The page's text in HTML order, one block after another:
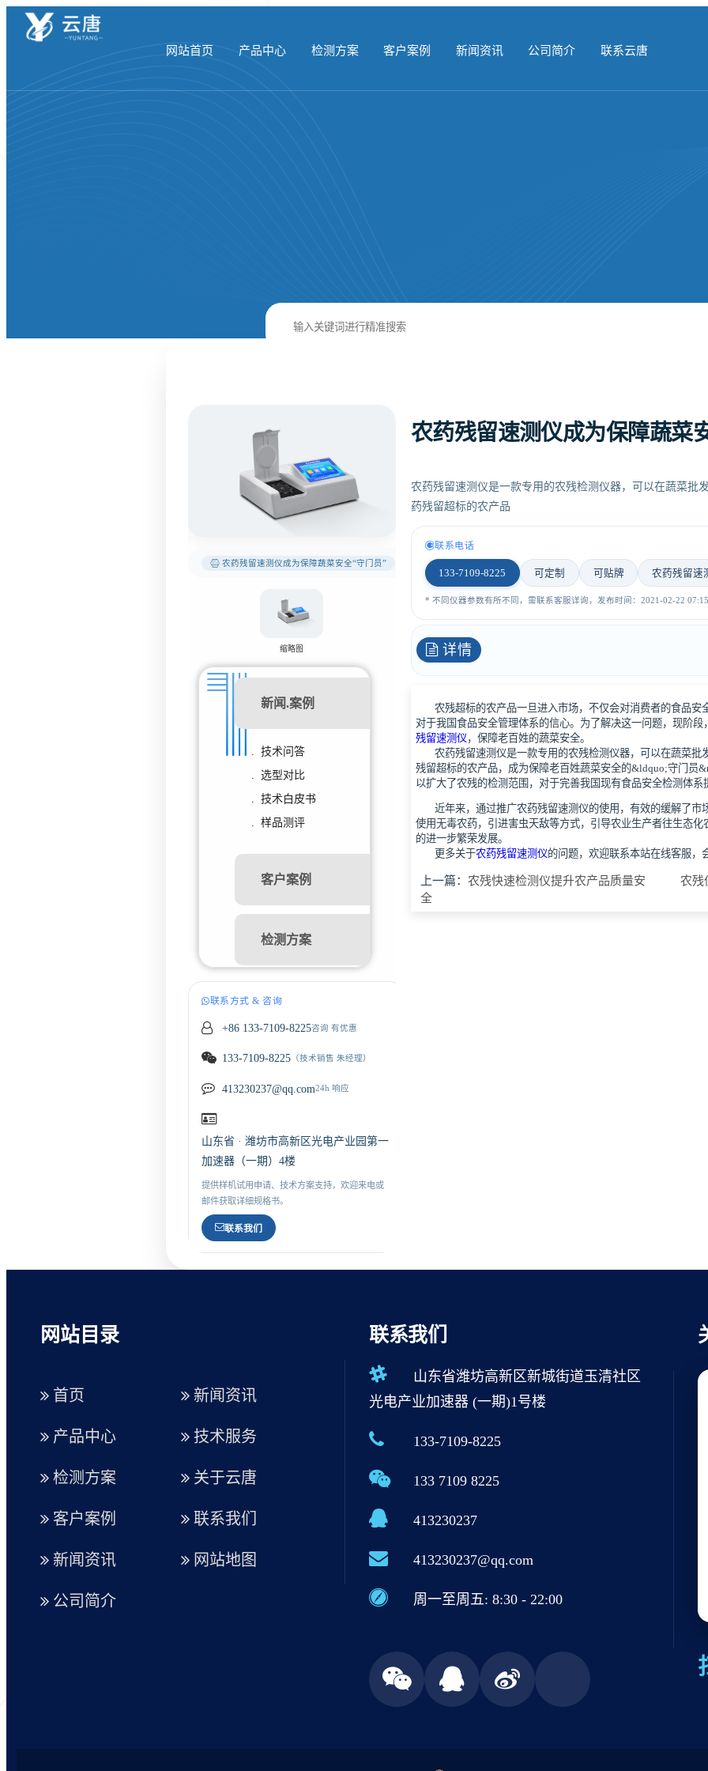
网站首页 产品中心 检测方案 客户案例 新闻资讯 公司简介 联系云唐
农药残留速测仪成为保障蔬菜安全“守门员”
缩略图
新闻.案例
. 技术问答
. 选型对比
. 技术白皮书
. 样品测评
客户案例
检测方案
联系方式 & 咨询
+86 133-7109-8225咨询 有优惠
133-7109-8225（技术销售 朱经理）
413230237@qq.com24h 响应
山东省 · 潍坊市高新区光电产业园第一
加速器（一期）4楼
提供样机试用申请、技术方案支持，欢迎来电或
邮件获取详细规格书。
联系我们
农药残留速测仪成为保障蔬菜
农药残留速测仪是一款专用的农残检测仪器，可以在蔬菜批
药残留超标的农产品
联系电话
133-7109-8225 可定制 可贴牌 农药残留速
* 不同仪器参数有所不同，需联系客服详询，发布时间：2021-02-22
详情
农残超标的农产品一旦进入市场，不仅会对消费者的食品安
对于我国食品安全管理体系的信心。为了解决这一问题，现阶
残留速测仪 ，保障老百姓的蔬菜安全。
农药残留速测仪是一款专用的农残检测仪器，可以在蔬菜批
残留超标的农产品，成为保障老百姓蔬菜安全的&ldquo;守门员
以扩大了农残的检测范围，对于完善我国现有食品安全检测体系
近年来，通过推广农药残留速测仪的使用，有效的缓解了市
使用无毒农药，引进害虫天敌等方式，引导农业生产者往生态
的进一步繁荣发展。
更多关于农药残留速测仪的问题，欢迎联系本站在线客服，
上一篇： 农残快速检测仪提升农产品质量安
全
农残
网站目录
首页
产品中心
检测方案
客户案例
新闻资讯
公司简介
新闻资讯
技术服务
关于云唐
联系我们
网站地图
联系我们
山东省潍坊高新区新城街道玉清社区
光电产业加速器 (一期)1号楼
133-7109-8225
133 7109 8225
413230237
413230237@qq.com
周一至周五: 8:30 - 22:00